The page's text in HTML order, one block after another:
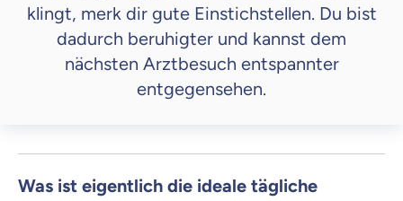
klingt, merk dir gute Einstichstellen. Du bist
dadurch beruhigter und kannst dem
nächsten Arztbesuch entspannter
entgegensehen.
Was ist eigentlich die ideale tägliche